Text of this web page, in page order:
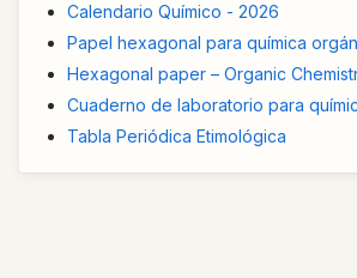
Calendario Químico - 2026
Papel hexagonal para química
Hexagonal paper – Organic
Cuaderno de laboratorio para
Tabla Periódica Etimológica